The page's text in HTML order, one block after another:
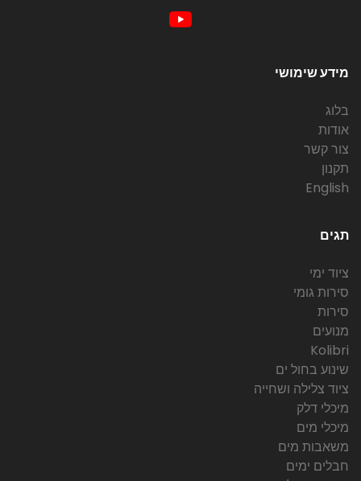
מידע שימושי
בלוג
אודות
צור קשר
תקנון
English
תגים
ציוד ימי
סירות גומי
סירות
מנועים
Kolibri
שינוע בחול ים
ציוד צלילה ושחייה
מיכלי דלק
מיכלי מים
משאבות מים
חבלים ימים